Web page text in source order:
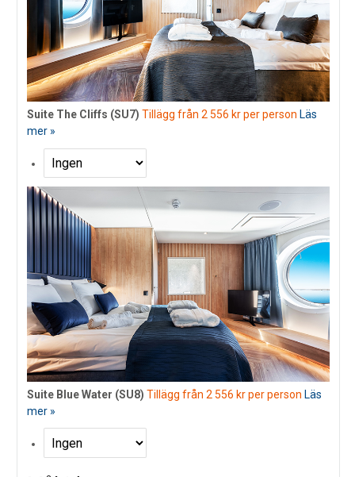
Suite The Cliffs (SU7) Tillägg från 2 556 kr per person Läs
mer »
Suite Blue Water (SU8) Tillägg från 2 556 kr per person Läs
mer »